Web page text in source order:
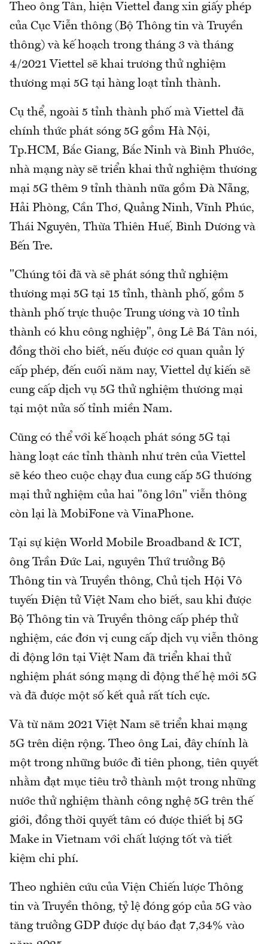
Theo ông Tân, hiện Viettel đang xin giấy phép
của Cục Viễn thông (Bộ Thông tin và Truyền
thông) và kế hoạch trong tháng 3 và tháng
4/2021 Viettel sẽ khai trương thử nghiệm
thương mại 5G tại hàng loạt tỉnh thành.
Cụ thể, ngoài 5 tỉnh thành phố mà Viettel đã
chính thức phát sóng 5G gồm Hà Nội,
Tp.HCM, Bắc Giang, Bắc Ninh và Bình Phước,
nhà mạng này sẽ triển khai thử nghiệm thương
mại 5G thêm 9 tỉnh thành nữa gồm Đà Nẵng,
Hải Phòng, Cần Thơ, Quảng Ninh, Vĩnh Phúc,
Thái Nguyên, Thừa Thiên Huế, Bình Dương và
Bến Tre.
"Chúng tôi đã và sẽ phát sóng thử nghiệm
thương mại 5G tại 15 tỉnh, thành phố, gồm 5
thành phố trực thuộc Trung ương và 10 tỉnh
thành có khu công nghiệp", ông Lê Bá Tân nói,
đồng thời cho biết, nếu được cơ quan quản lý
cấp phép, đến cuối năm nay, Viettel dự kiến sẽ
cung cấp dịch vụ 5G thử nghiệm thương mại
tại một nửa số tỉnh miền Nam.
Cũng có thể với kế hoạch phát sóng 5G tại
hàng loạt các tỉnh thành như trên của Viettel
sẽ kéo theo cuộc chạy đua cung cấp 5G thương
mại thử nghiệm của hai "ông lớn" viễn thông
còn lại là MobiFone và VinaPhone.
Tại sự kiện World Mobile Broadband & ICT,
ông Trần Đức Lai, nguyên Thứ trưởng Bộ
Thông tin và Truyền thông, Chủ tịch Hội Vô
tuyến Điện tử Việt Nam cho biết, sau khi được
Bộ Thông tin và Truyền thông cấp phép thử
nghiệm, các đơn vị cung cấp dịch vụ viễn thông
di động lớn tại Việt Nam đã triển khai thử
nghiệm phát sóng mạng di động thế hệ mới 5G
và đã được một số kết quả rất tích cực.
Và từ năm 2021 Việt Nam sẽ triển khai mạng
5G trên diện rộng. Theo ông Lai, đây chính là
một trong những bước đi tiên phong, tiên quyết
nhằm đạt mục tiêu trở thành một trong những
nước thử nghiệm thành công nghệ 5G trên thế
giới, đồng thời quyết tâm có được thiết bị 5G
Make in Vietnam với chất lượng tốt và tiết
kiệm chi phí.
Theo nghiên cứu của Viện Chiến lược Thông
tin và Truyền thông, tỷ lệ đóng góp của 5G vào
tăng trưởng GDP được dự báo đạt 7,34% vào